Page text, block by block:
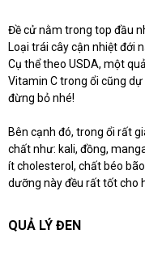
Đề cử nằm trong top đầu
Loại trái cây cận nhiệt đới
Cụ thể theo USDA, một
Vitamin C trong ổi cũng
đừng bỏ nhé!
Bên cạnh đó, trong ổi rất
chất như: kali, đồng,
ít cholesterol, chất béo
dưỡng này đều rất tốt cho
QUẢ LÝ ĐEN